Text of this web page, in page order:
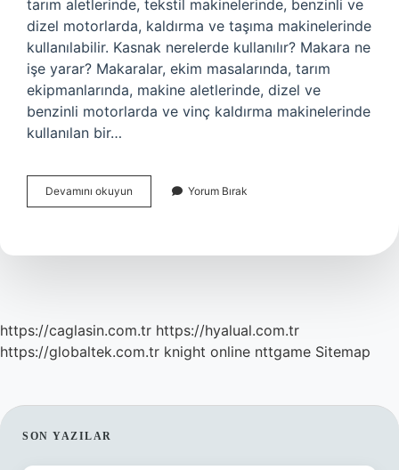
tarım aletlerinde, tekstil makinelerinde, benzinli ve
dizel motorlarda, kaldırma ve taşıma makinelerinde
kullanılabilir. Kasnak nerelerde kullanılır? Makara ne
işe yarar? Makaralar, ekim masalarında, tarım
ekipmanlarında, makine aletlerinde, dizel ve
benzinli motorlarda ve vinç kaldırma makinelerinde
kullanılan bir…
Devamını okuyun
Kasnak
Yapılır
Yorum Bırak
https://caglasin.com.tr https://hyalual.com.tr
https://globaltek.com.tr knight online nttgame Sitemap
SIDEBAR
SON YAZILAR